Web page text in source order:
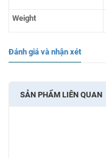
Weight
Đánh giá và nhận xét
SẢN PHẨM LIÊN QUAN